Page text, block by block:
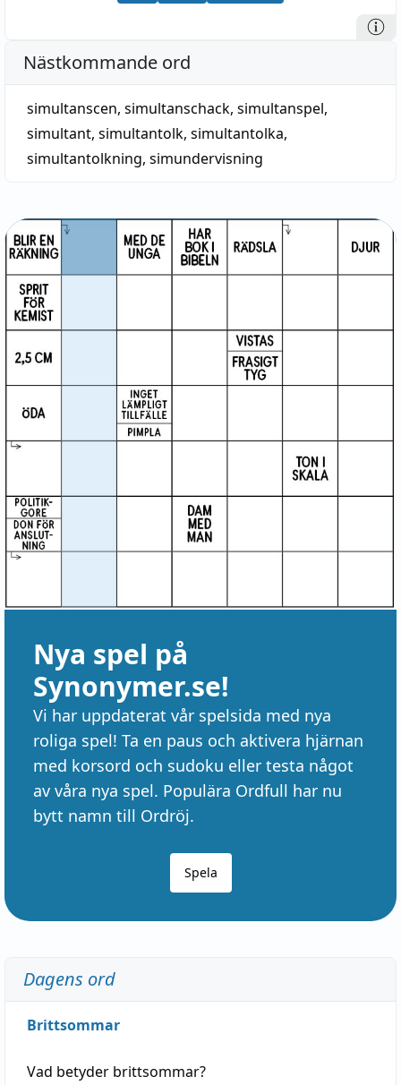
Nästkommande ord
simultanscen, simultanschack, simultanspel,
simultant, simultantolk, simultantolka,
simultantolkning, simundervisning
Nya spel på
Synonymer.se!
Vi har uppdaterat vår spelsida med nya
roliga spel! Ta en paus och aktivera hjärnan
med korsord och sudoku eller testa något
av våra nya spel. Populära Ordfull har nu
bytt namn till Ordröj.
Spela
Dagens ord
Brittsommar
Vad betyder brittsommar?